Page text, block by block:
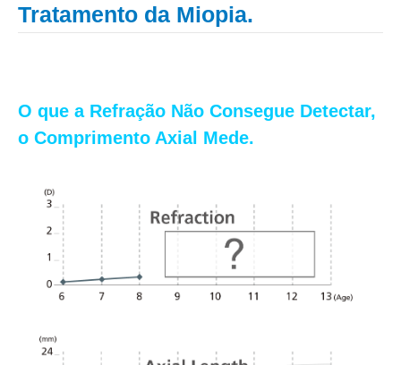
Tratamento da Miopia.
O que a Refração Não Consegue Detectar,
o Comprimento Axial Mede.